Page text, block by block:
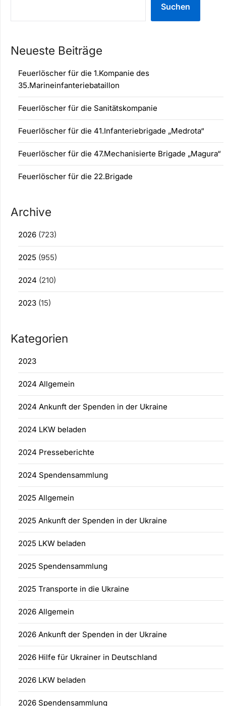
Suchen
Neueste Beiträge
Feuerlöscher für die 1.Kompanie des
35.Marineinfanteriebataillon
Feuerlöscher für die Sanitätskompanie
Feuerlöscher für die 41.Infanteriebrigade „Medrota“
Feuerlöscher für die 47.Mechanisierte Brigade „Magura“
Feuerlöscher für die 22.Brigade
Archive
2026 (723)
2025 (955)
2024 (210)
2023 (15)
Kategorien
2023
2024 Allgemein
2024 Ankunft der Spenden in der Ukraine
2024 LKW beladen
2024 Presseberichte
2024 Spendensammlung
2025 Allgemein
2025 Ankunft der Spenden in der Ukraine
2025 LKW beladen
2025 Spendensammlung
2025 Transporte in die Ukraine
2026 Allgemein
2026 Ankunft der Spenden in der Ukraine
2026 Hilfe für Ukrainer in Deutschland
2026 LKW beladen
2026 Spendensammlung